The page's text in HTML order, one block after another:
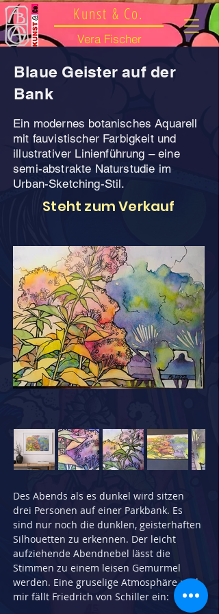
Kunst & Co.
Vera Fischer
Blaue Geister auf der
Bank
Ein modernes botanisches Aquarell
mit fauvistischer Farbigkeit und
illustrativer Linienführung – eine
semi-abstrakte Naturstudie im
Urban-Sketching-Stil.
Steht zum Verkauf
Des Abends als es dunkel wird sitzen
drei Personen auf einer Parkbank. Es
sind nur noch die dunklen, geisterhaften
Silhouetten zu erkennen. Der leicht
aufziehende Abendnebel lässt die
Stimmen zu einem leisen Gemurmel
werden. Eine gruselige Atmosphäre und
mir fällt Friedrich von Schiller ein: